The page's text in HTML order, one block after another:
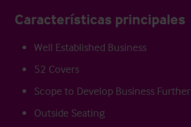
Características principales
Well Established Business
52 Covers
Scope to Develop Business Further
Outside Seating